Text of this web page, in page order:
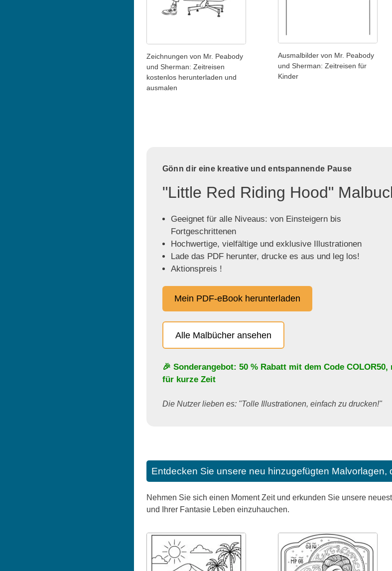
Zeichnungen von Mr. Peabody
und Sherman: Zeitreisen
kostenlos herunterladen und
ausmalen
Ausmalbilder von Mr. Peabody
und Sherman: Zeitreisen für
Kinder
Gönn dir eine kreative und entspannende Pause
"Little Red Riding Hood"
Geeignet für alle Niveaus: von Einsteigern bis
Fortgeschrittenen
Hochwertige, vielfältige und exklusive Illustrationen
Lade das PDF herunter, drucke es aus und leg los!
Aktionspreis !
Mein PDF-eBook herunterladen
Alle Malbücher ansehen
🎉 Sonderangebot: 50 % Rabatt mit dem Code COLOR50,
für kurze Zeit
Die Nutzer lieben es: "Tolle Illustrationen, einfach zu drucken!"
Entdecken Sie unsere neu hinzugefügten Malvorlagen,
Nehmen Sie sich einen Moment Zeit und erkunden Sie unsere
und Ihrer Fantasie Leben einzuhauchen.